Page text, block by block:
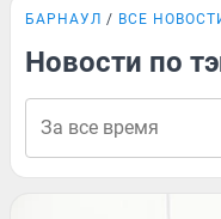
БАРНАУЛ ВСЕ
Новости по